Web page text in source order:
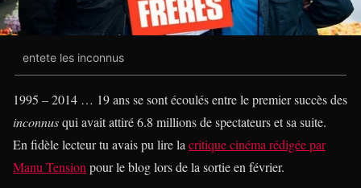
entete les inconnus
1995 – 2014 … 19 ans se sont écoulés entre le premier succès des
inconnusqui avait attiré 6.8 millions de spectateurs et sa suite.
En fidèle lecteur tu avais pu lire la critique cinéma rédigée par
Manu Tension pour le blog lors de la sortie en février.